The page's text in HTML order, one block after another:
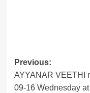
Post
navigation
Previous:
AYYANAR VEETHI
09-16 Wednesday